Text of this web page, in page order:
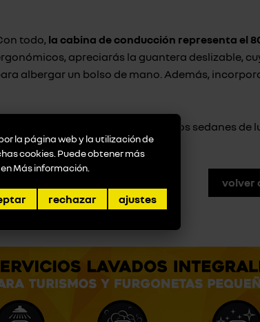
todo, la cabina de conducción representa el
apreciarás la guantera deslizable,
albergar un bolso de mano. Además,
tan grandes como las de algunos sedanes de
volver
la página web y la utilización de
cookies. Puede obtener más
Más información
rechazar ajustes